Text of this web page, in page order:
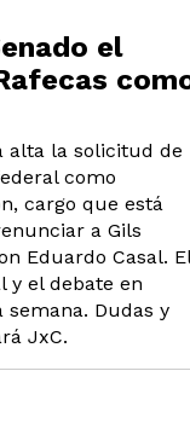
el
alta la solicitud de
como
cargo que está
a Gils
Eduardo Casal. El
y el debate en
Dudas y
JxC.